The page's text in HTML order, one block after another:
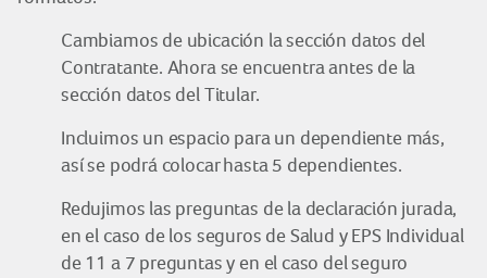
Cambiamos de ubicación la sección datos del
Contratante. Ahora se encuentra antes de la
sección datos del Titular.
Incluimos un espacio para un dependiente más,
así se podrá colocar hasta 5 dependientes.
Redujimos las preguntas de la declaración jurada,
en el caso de los seguros de Salud y EPS Individual
de 11 a 7 preguntas y en el caso del seguro